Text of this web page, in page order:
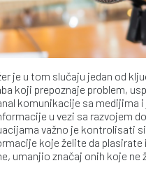
je u tom slučaju jedan od
koji prepoznaje problem,
komunikacije sa medijima i
u vezi sa razvojem
važno je kontrolisati
koje želite da plasirate
umanjio značaj onih koje ne